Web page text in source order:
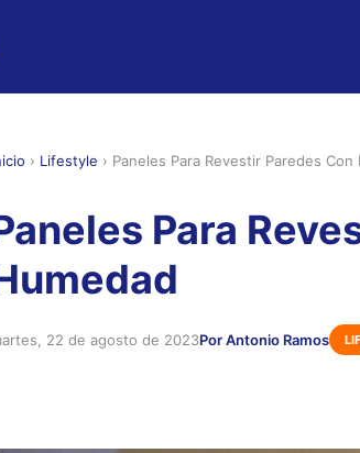
› Lifestyle › Paneles Para Revestir Paredes Con
Para
22 de agosto de 2023Por Antonio Ramos